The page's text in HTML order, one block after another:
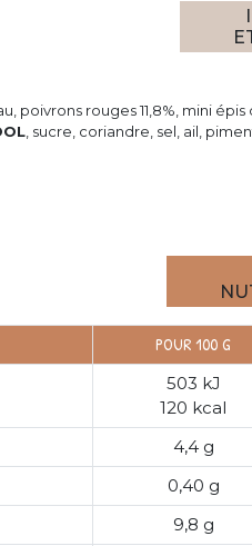
poivrons rouges 11,8%, mini
, sucre, coriandre, sel, ail,
POUR 100 G
503 kJ
120 kcal
4,4 g
0,40 g
9,8 g